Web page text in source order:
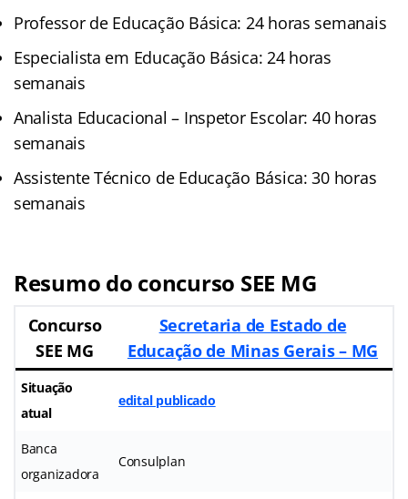
Professor de Educação Básica: 24 horas semanais
Especialista em Educação Básica: 24 horas
semanais
Analista Educacional – Inspetor Escolar: 40 horas
semanais
Assistente Técnico de Educação Básica: 30 horas
semanais
Resumo do concurso SEE MG
Concurso
SEE MG
Secretaria de Estado de
Educação de Minas Gerais – MG
Situação
atual
edital publicado
Banca
organizadora
Consulplan